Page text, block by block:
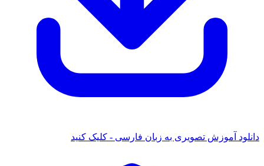
آموزش تصویری به زبان فارسی - کلیک کنید